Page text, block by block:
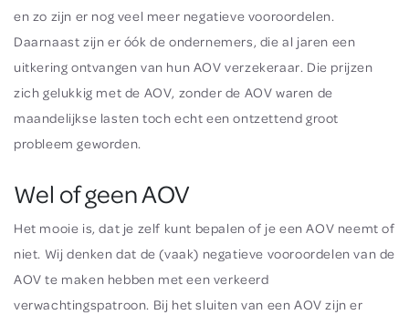
en zo zijn er nog veel meer negatieve vooroordelen.
Daarnaast zijn er óók de ondernemers, die al jaren een
uitkering ontvangen van hun AOV verzekeraar. Die prijzen
zich gelukkig met de AOV, zonder de AOV waren de
maandelijkse lasten toch echt een ontzettend groot
probleem geworden.
Wel of geen AOV
Het mooie is, dat je zelf kunt bepalen of je een AOV neemt of
niet. Wij denken dat de (vaak) negatieve vooroordelen van de
AOV te maken hebben met een verkeerd
verwachtingspatroon. Bij het sluiten van een AOV zijn er